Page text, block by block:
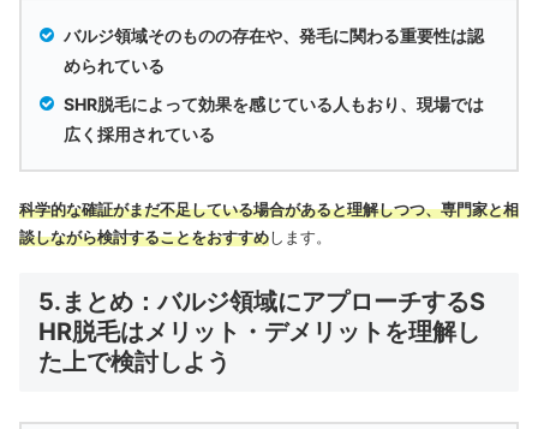
バルジ領域そのものの存在や、発毛に関わる重要性は認
められている
SHR脱毛によって効果を感じている人もおり、現場では
広く採用されている
科学的な確証がまだ不足している場合があると理解しつつ、専門家と相
談しながら検討することをおすすめします。
5.まとめ：バルジ領域にアプローチするS
HR脱毛はメリット・デメリットを理解し
た上で検討しよう